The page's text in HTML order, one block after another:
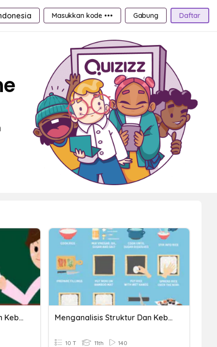
Masukkan kode ••• Gabung Daftar
Menganalisis Struktur Dan Kebahasaan Teks Eksplanasi Menganalisis Struktur Dan Kebahasaan Teks Prosedur
10 T 11th 140